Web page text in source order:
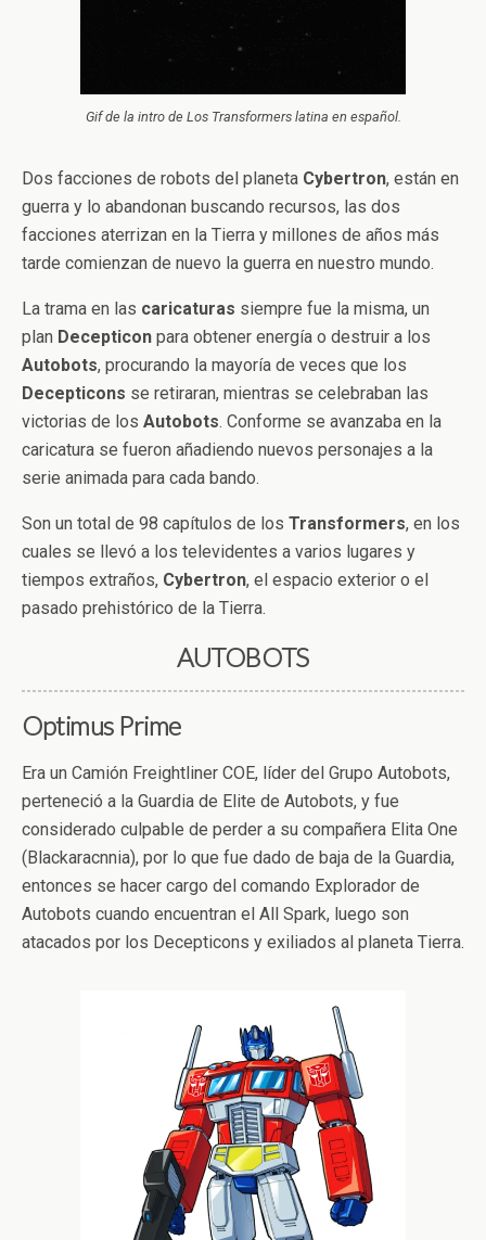
Gif de la intro de Los Transformers latina en español.
Dos facciones de robots del planeta Cybertron, están en
guerra y lo abandonan buscando recursos, las dos
facciones aterrizan en la Tierra y millones de años más
tarde comienzan de nuevo la guerra en nuestro mundo.
La trama en las caricaturas siempre fue la misma, un
plan Decepticon para obtener energía o destruir a los
Autobots, procurando la mayoría de veces que los
Decepticons se retiraran, mientras se celebraban las
victorias de los Autobots. Conforme se avanzaba en la
caricatura se fueron añadiendo nuevos personajes a la
serie animada para cada bando.
Son un total de 98 capítulos de los Transformers, en los
cuales se llevó a los televidentes a varios lugares y
tiempos extraños, Cybertron, el espacio exterior o el
pasado prehistórico de la Tierra.
AUTOBOTS
Optimus Prime
Era un Camión Freightliner COE, líder del Grupo Autobots,
perteneció a la Guardia de Elite de Autobots, y fue
considerado culpable de perder a su compañera Elita One
(Blackaracnnia), por lo que fue dado de baja de la Guardia,
entonces se hacer cargo del comando Explorador de
Autobots cuando encuentran el All Spark, luego son
atacados por los Decepticons y exiliados al planeta Tierra.